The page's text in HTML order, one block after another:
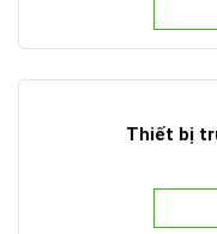
Thiết bị